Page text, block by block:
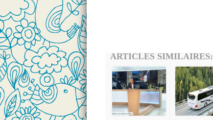
ARTICLES SIMILAIRES: